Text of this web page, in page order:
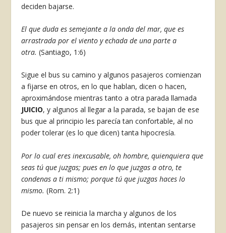
deciden bajarse.
El que duda es semejante a la onda del mar, que es
arrastrada por el viento y echada de una parte a
otra.(Santiago, 1:6)
Sigue el bus su camino y algunos pasajeros comienzan
a fijarse en otros, en lo que hablan, dicen o hacen,
aproximándose mientras tanto a otra parada llamada
JUICIO, y algunos al llegar a la parada, se bajan de ese
bus que al principio les parecía tan confortable, al no
poder tolerar (es lo que dicen) tanta hipocresía.
Por lo cual eres inexcusable, oh hombre, quienquiera que
seas tú que juzgas; pues en lo que juzgas a otro, te
condenas a ti mismo; porque tú que juzgas haces lo
mismo.(Rom. 2:1)
De nuevo se reinicia la marcha y algunos de los
pasajeros sin pensar en los demás, intentan sentarse